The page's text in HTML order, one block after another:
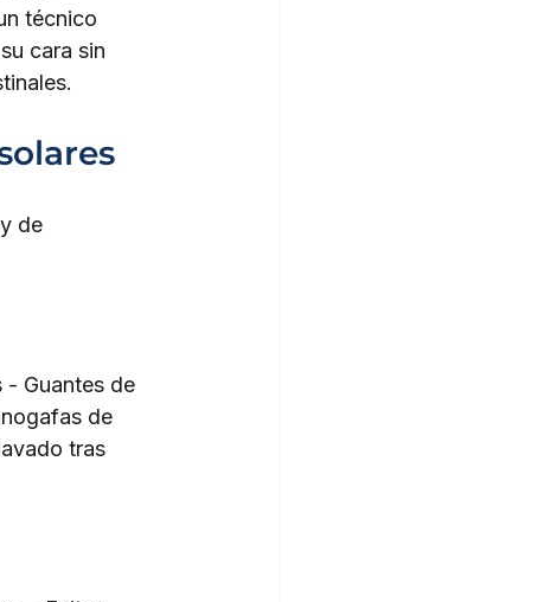
técnico
cara sin
de
- Guantes de
de
tras